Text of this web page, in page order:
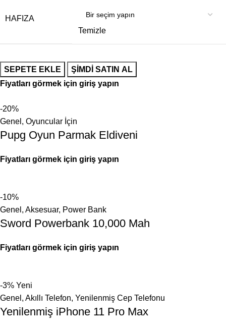
HAFIZA
Temizle
SEPETE EKLE
ŞIMDI SATIN AL
Fiyatları görmek için giriş yapın
-20%
Genel , Oyuncular İçin
Pupg Oyun Parmak Eldiveni
Fiyatları görmek için giriş yapın
-10%
Genel , Aksesuar, Power Bank
Sword Powerbank 10,000 Mah
Fiyatları görmek için giriş yapın
-3% Yeni
Genel , Akıllı Telefon, Yenilenmiş Cep Telefonu
Yenilenmiş iPhone 11 Pro Max